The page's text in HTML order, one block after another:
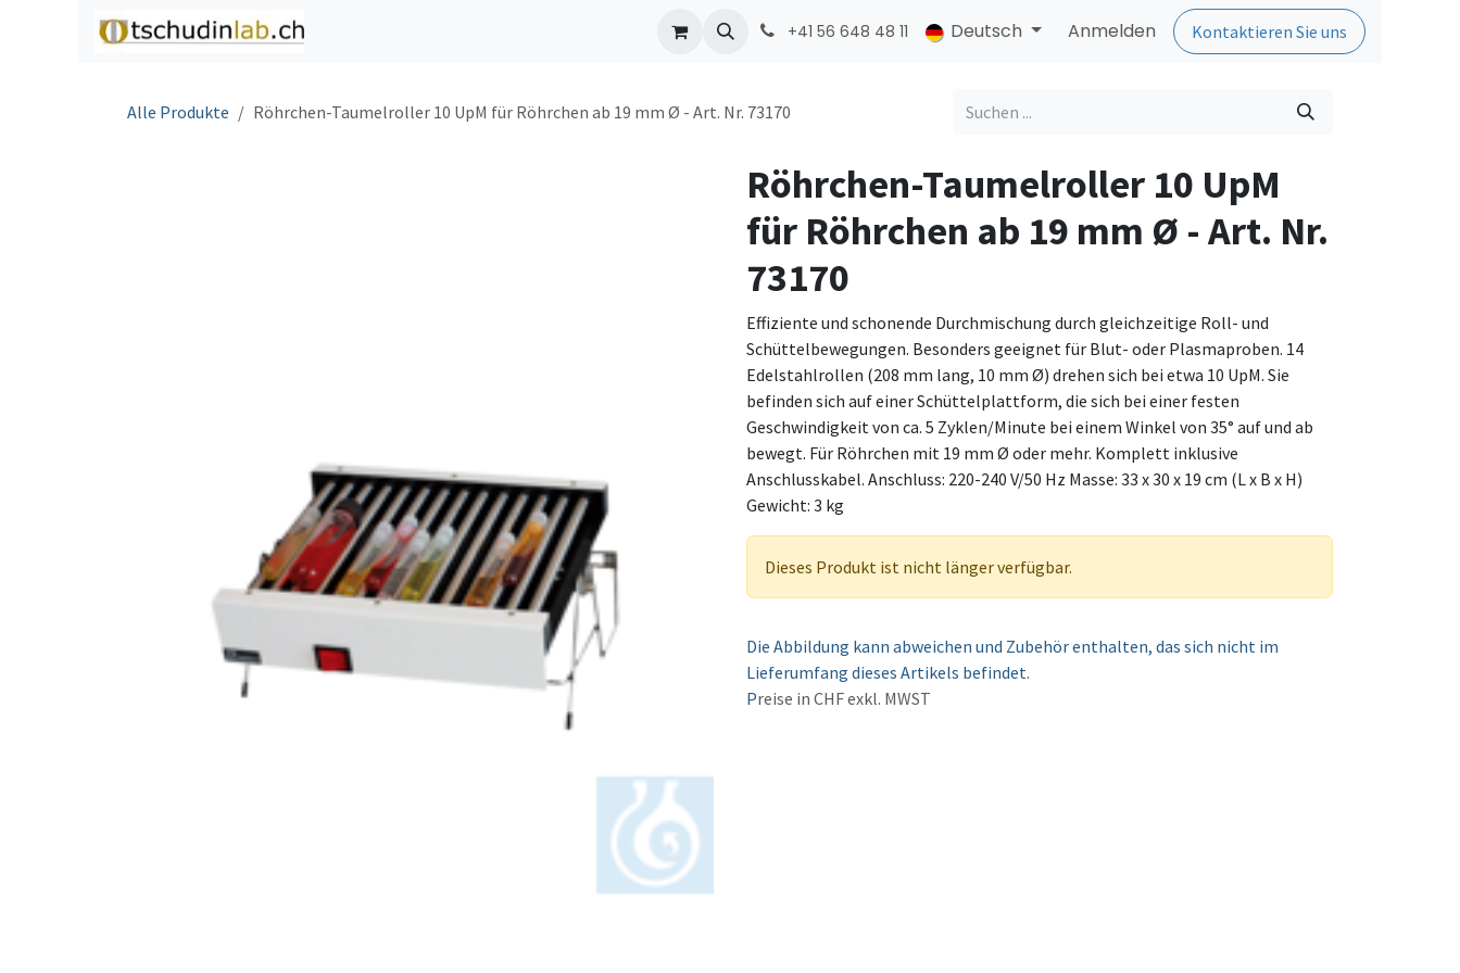
Zum Inhalt springen
Kontakt +41 56 648 48 11 Deutsch Anmelden Kontaktieren Sie uns
Alle Produkte Röhrchen-Taumelroller 10 UpM für Röhrchen ab 19 mm Ø - Art. Nr. 73170
Röhrchen-Taumelroller 10 UpM
für Röhrchen ab 19 mm Ø - Art. Nr.
73170
Effiziente und schonende Durchmischung durch gleichzeitige Roll- und
Schüttelbewegungen. Besonders geeignet für Blut- oder Plasmaproben. 14
Edelstahlrollen (208 mm lang, 10 mm Ø) drehen sich bei etwa 10 UpM. Sie
befinden sich auf einer Schüttelplattform, die sich bei einer festen
Geschwindigkeit von ca. 5 Zyklen/Minute bei einem Winkel von 35° auf und ab
bewegt. Für Röhrchen mit 19 mm Ø oder mehr. Komplett inklusive
Anschlusskabel. Anschluss: 220-240 V/50 Hz Masse: 33 x 30 x 19 cm (L x B x H)
Gewicht: 3 kg
Dieses Produkt ist nicht länger verfügbar.
Die Abbildung kann abweichen und Zubehör enthalten, das sich nicht im
Lieferumfang dieses Artikels befindet.
Preise in CHF exkl. MWST